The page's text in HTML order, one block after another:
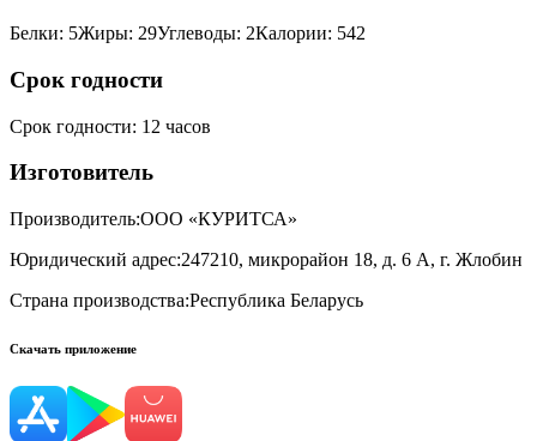
Белки: 5Жиры: 29Углеводы: 2Калории: 542
Срок годности
Срок годности: 12 часов
Изготовитель
Производитель:ООО «КУРИТСА»
Юридический адрес:247210, микрорайон 18, д. 6 А, г. Жлобин
Страна производства:Республика Беларусь
Скачать приложение